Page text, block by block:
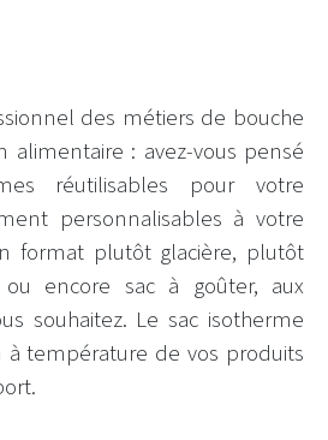
des métiers de bouche
alimentaire : avez-vous pensé
réutilisables pour votre
personnalisables à votre
format plutôt glacière, plutôt
encore sac à goûter, aux
souhaitez. Le sac isotherme
température de vos produits